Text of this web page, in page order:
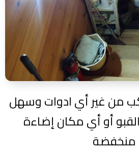
من غير أي ادوات وسهل
أو أي مكان إضاءة
منخفضة